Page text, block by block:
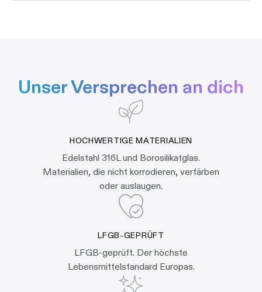
Unser Versprechen an dich
HOCHWERTIGE MATERIALIEN
Edelstahl 316L und Borosilikatglas.
Materialien, die nicht korrodieren, verfärben
oder auslaugen.
LFGB-GEPRÜFT
LFGB-geprüft. Der höchste
Lebensmittelstandard Europas.